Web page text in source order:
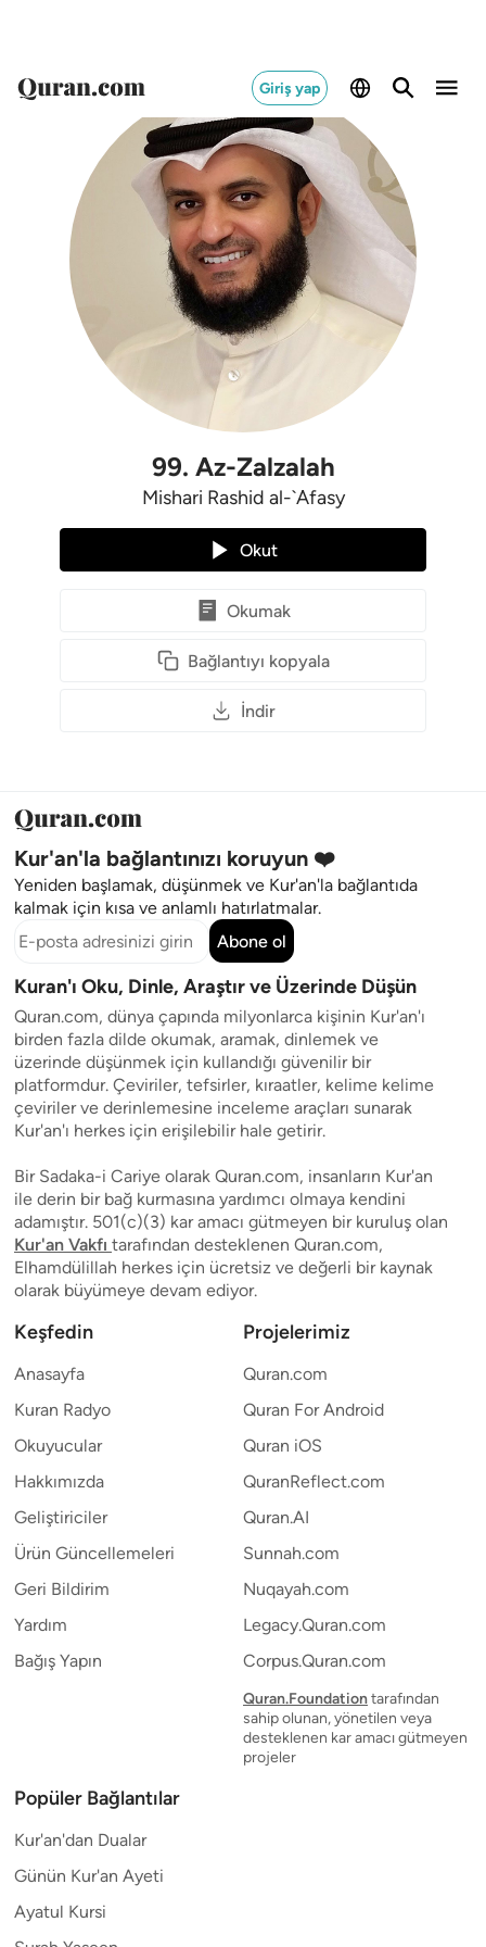
Giriş yap
99. Az-Zalzalah
Mishari Rashid al-`Afasy
Okut
Okumak
Bağlantıyı kopyala
İndir
Kur'an'la bağlantınızı koruyun ❤️
Yeniden başlamak, düşünmek ve Kur'an'la bağlantıda
kalmak için kısa ve anlamlı hatırlatmalar.
Abone ol
Kuran'ı Oku, Dinle, Araştır ve Üzerinde Düşün
Quran.com, dünya çapında milyonlarca kişinin Kur'an'ı
birden fazla dilde okumak, aramak, dinlemek ve
üzerinde düşünmek için kullandığı güvenilir bir
platformdur. Çeviriler, tefsirler, kıraatler, kelime kelime
çeviriler ve derinlemesine inceleme araçları sunarak
Kur'an'ı herkes için erişilebilir hale getirir.
Bir Sadaka-i Cariye olarak Quran.com, insanların Kur'an
ile derin bir bağ kurmasına yardımcı olmaya kendini
adamıştır. 501(c)(3) kar amacı gütmeyen bir kuruluş olan
Kur'an Vakfı tarafından desteklenen Quran.com,
Elhamdülillah herkes için ücretsiz ve değerli bir kaynak
olarak büyümeye devam ediyor.
Keşfedin
Anasayfa
Kuran Radyo
Okuyucular
Hakkımızda
Geliştiriciler
Ürün Güncellemeleri
Geri Bildirim
Yardım
Bağış Yapın
Projelerimiz
Quran.com
Quran For Android
Quran iOS
QuranReflect.com
Quran.AI
Sunnah.com
Nuqayah.com
Legacy.Quran.com
Corpus.Quran.com
Quran.Foundationtarafından
sahip olunan, yönetilen veya
desteklenen kar amacı gütmeyen
projeler
Popüler Bağlantılar
Kur'an'dan Dualar
Günün Kur'an Ayeti
Ayatul Kursi